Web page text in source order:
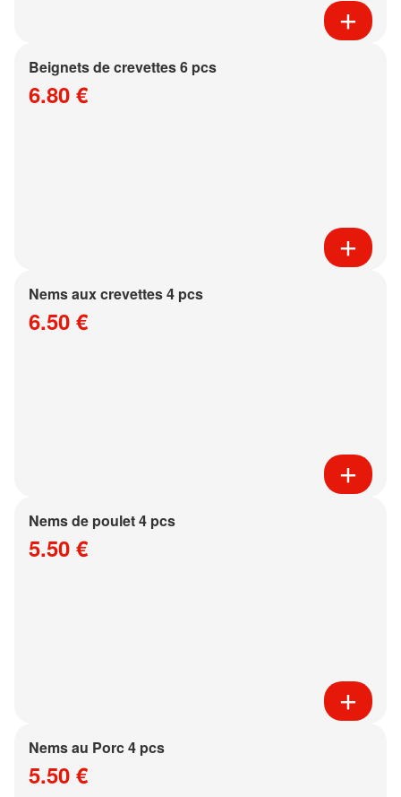
Beignets de crevettes 6 pcs
6.80 €
Nems aux crevettes 4 pcs
6.50 €
Nems de poulet 4 pcs
5.50 €
Nems au Porc 4 pcs
5.50 €